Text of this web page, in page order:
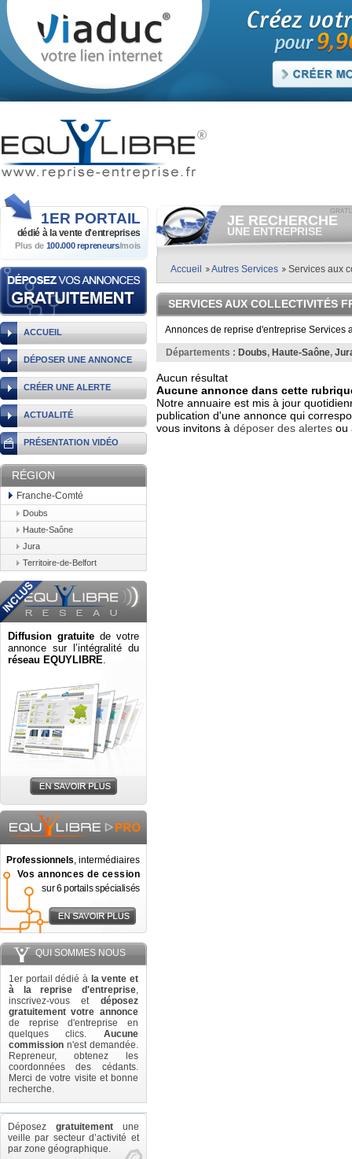
1ER PORTAIL
dédié à la vente d'entreprises
Plus de 100.000 repreneurs/mois
ACCUEIL
DÉPOSER UNE ANNONCE
CRÉER UNE ALERTE
ACTUALITÉ
PRÉSENTATION VIDÉO
RÉGION
Franche-Comté
Doubs
Haute-Saône
Jura
Territoire-de-Belfort
Diffusion gratuite de votre
annonce sur l’intégralité du
réseau EQUYLIBRE.
Professionnels, intermédiaires
Vos annonces de cession
sur 6 portails spécialisés
QUI SOMMES NOUS
1er portail dédié à la vente et
à la reprise d'entreprise,
inscrivez-vous et déposez
gratuitement votre annonce
de reprise d'entreprise en
quelques clics. Aucune
commission n'est demandée.
Repreneur, obtenez les
coordonnées des cédants.
Merci de votre visite et bonne
recherche.
Déposez gratuitement une
veille par secteur d’activité et
par zone géographique.
JE RECHERCHE
UNE ENTREPRISE
Consulter gratuitementles
vendre.
Et/ou déposer gratuitement
votre recherche d'entreprise.
RECHERCHER UNE
ANNONCE
Accueil Autres Services Services aux
SERVICES AUX COLLECTIVITÉS
Annonces de reprise d'entreprise Services
Départements : Doubs, Haute-Saône,
Aucun résultat
Aucune annonce dans cette
Notre annuaire est mis à jour
publication d'une annonce qui
vous invitons à déposer des alertes ou